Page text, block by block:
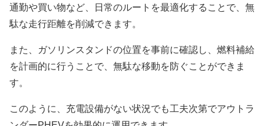
通勤や買い物など、日常のルートを最適化することで、無
駄な走行距離を削減できます。
また、ガソリンスタンドの位置を事前に確認し、燃料補給
を計画的に行うことで、無駄な移動を防ぐことができま
す。
このように、充電設備がない状況でも工夫次第でアウトラ